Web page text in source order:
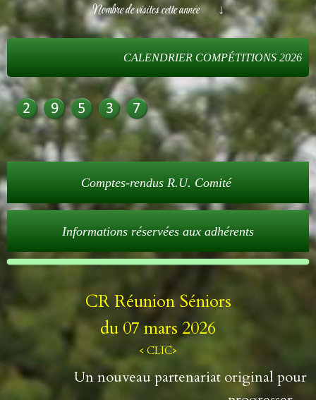
Nombre de visites cette année↓
CALENDRIER COMPÉTITIONS 2026
Comptes-rendus R.U. Comité
Informations réservées aux adhérents
CR Réunion Séniors
du 07 mars 2026
< CLIC>
Un nouveau partenariat original pour